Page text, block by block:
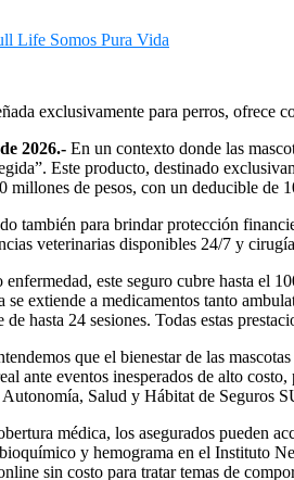
exclusivamente para perros, ofrece
2026.- En un contexto donde las
Este producto, destinado
millones de pesos, con un deducible de
también para brindar protección
veterinarias disponibles 24/7 y
enfermedad, este seguro cubre hasta el
se extiende a medicamentos tanto
de hasta 24 sesiones. Todas estas
que el bienestar de las
ante eventos inesperados de alto
Autonomía, Salud y Hábitat de Seguros
médica, los asegurados pueden
y hemograma en el Instituto
sin costo para tratar temas de